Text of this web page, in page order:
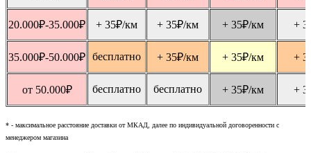
20.000₽-35.000₽ + 35₽/км + 35₽/км + 35₽/км +
35.000₽-50.000₽ бесплатно + 35₽/км + 35₽/км +
от 50.000₽ бесплатно бесплатно + 35₽/км +
* - максимальное расстояние доставки от МКАД, далее по индивидуальной договоренности с
менеджером магазина